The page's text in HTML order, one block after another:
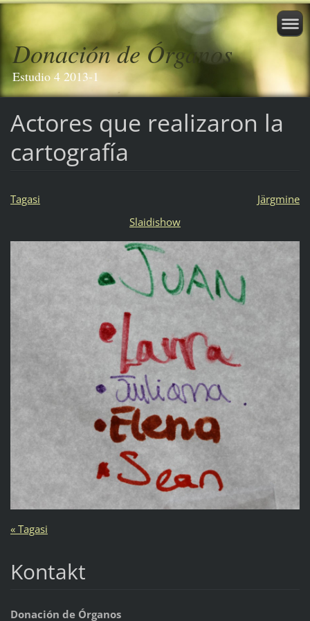
Donación de Órganos
Estudio 4 2013-1
Actores que realizaron la
cartografía
Tagasi
Järgmine
Slaidishow
« Tagasi
Kontakt
Donación de Órganos